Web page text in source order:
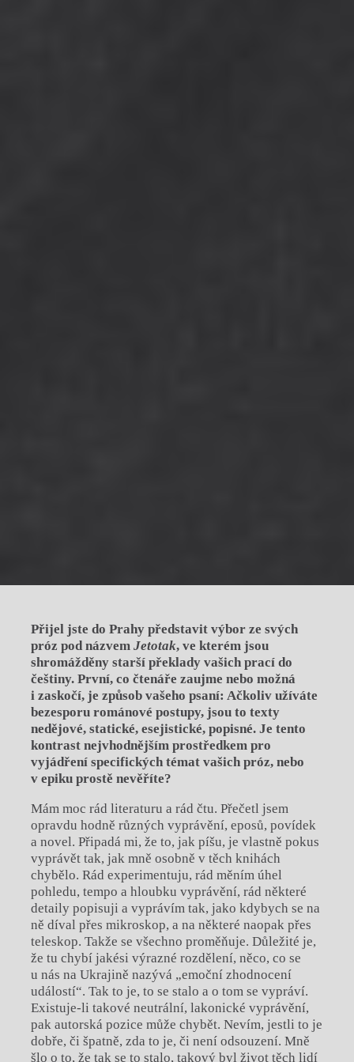
Přijel jste do Prahy představit výbor ze svých
próz pod názvem Jetotak, ve kterém jsou
shromážděny starší překlady vašich prací do
češtiny. První, co čtenáře zaujme nebo možná
i zaskočí, je způsob vašeho psaní: Ačkoliv užíváte
bezesporu románové postupy, jsou to texty
nedějové, statické, esejistické, popisné. Je tento
kontrast nejvhodnějším prostředkem pro
vyjádření specifických témat vašich próz, nebo
v epiku prostě nevěříte?
Mám moc rád literaturu a rád čtu. Přečetl jsem
opravdu hodně různých vyprávění, eposů, povídek
a novel. Připadá mi, že to, jak píšu, je vlastně pokus
vyprávět tak, jak mně osobně v těch knihách
chybělo. Rád experimentuju, rád měním úhel
pohledu, tempo a hloubku vyprávění, rád některé
detaily popisuji a vyprávím tak, jako kdybych se na
ně díval přes mikroskop, a na některé naopak přes
teleskop. Takže se všechno proměňuje. Důležité je,
že tu chybí jakési výrazné rozdělení, něco, co se
u nás na Ukrajině nazývá „emoční zhodnocení
událostí“. Tak to je, to se stalo a o tom se vypráví.
Existuje-li takové neutrální, lakonické vyprávění,
pak autorská pozice může chybět. Nevím, jestli to je
dobře, či špatně, zda to je, či není odsouzení. Mně
šlo o to, že tak se to stalo, takový byl život těch lidí